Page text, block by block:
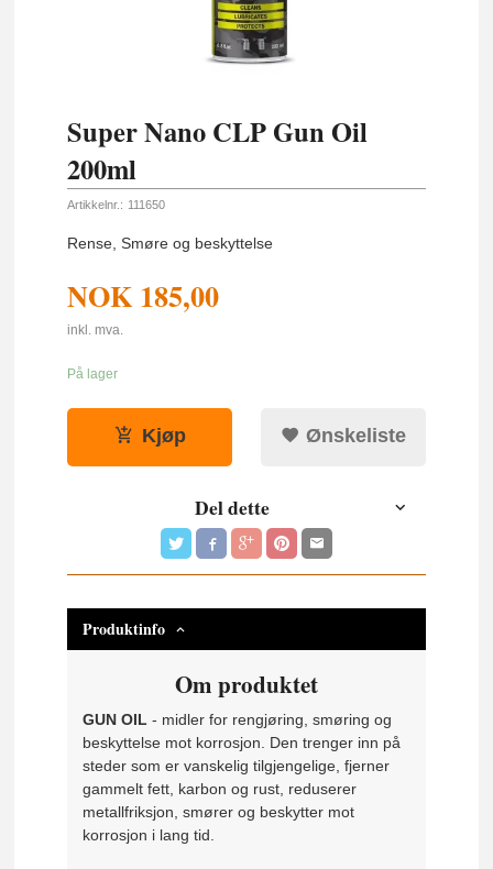
Super Nano CLP Gun Oil
200ml
Artikkelnr.: 111650
Rense, Smøre og beskyttelse
NOK 185,00
inkl. mva.
På lager
Kjøp Ønskeliste
Del dette
Produktinfo
Om produktet
GUN OIL - midler for rengjøring, smøring og
beskyttelse mot korrosjon. Den trenger inn på
steder som er vanskelig tilgjengelige, fjerner
gammelt fett, karbon og rust, reduserer
metallfriksjon, smører og beskytter mot
korrosjon i lang tid.